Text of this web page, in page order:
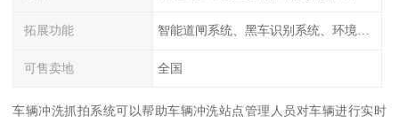
拓展功能
可售卖地 全国
车辆冲洗抓拍系统可以帮助车辆冲洗站点管理人员对车辆进行实时